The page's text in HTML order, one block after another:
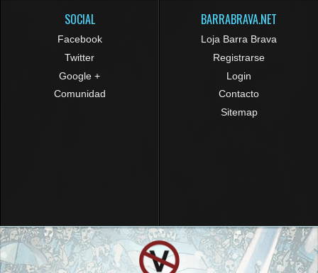
SOCIAL
Facebook
Twitter
Google +
Comunidad
BARRABRAVA.NET
Loja Barra Brava
Registrarse
Login
Contacto
Sitemap